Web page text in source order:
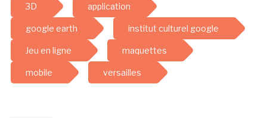
3D application
google earth institut culturel google
Jeu en ligne maquettes
mobile versailles